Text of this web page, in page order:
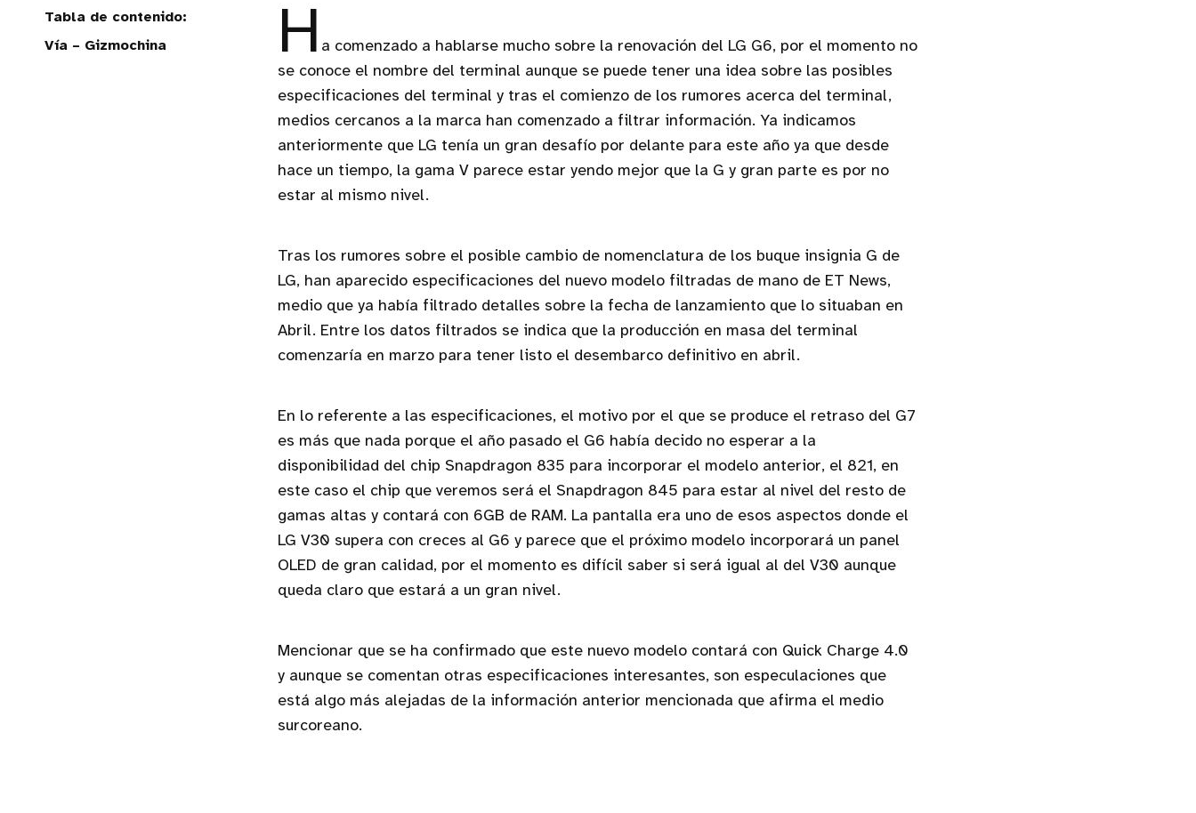
Vía – Gizmochina H a comenzado a hablarse mucho sobre la renovación del LG G6, por el momento no
se conoce el nombre del terminal aunque se puede tener una idea sobre las posibles
especificaciones del terminal y tras el comienzo de los rumores acerca del terminal,
medios cercanos a la marca han comenzado a filtrar información. Ya indicamos
anteriormente que LG tenía un gran desafío por delante para este año ya que desde
hace un tiempo, la gama V parece estar yendo mejor que la G y gran parte es por no
estar al mismo nivel.
Tras los rumores sobre el posible cambio de nomenclatura de los buque insignia G de
LG, han aparecido especificaciones del nuevo modelo filtradas de mano de ET News,
medio que ya había filtrado detalles sobre la fecha de lanzamiento que lo situaban en
Abril. Entre los datos filtrados se indica que la producción en masa del terminal
comenzaría en marzo para tener listo el desembarco definitivo en abril.
En lo referente a las especificaciones, el motivo por el que se produce el retraso del G7
es más que nada porque el año pasado el G6 había decido no esperar a la
disponibilidad del chip Snapdragon 835 para incorporar el modelo anterior, el 821, en
este caso el chip que veremos será el Snapdragon 845 para estar al nivel del resto de
gamas altas y contará con 6GB de RAM. La pantalla era uno de esos aspectos donde el
LG V30 supera con creces al G6 y parece que el próximo modelo incorporará un panel
OLED de gran calidad, por el momento es difícil saber si será igual al del V30 aunque
queda claro que estará a un gran nivel.
Mencionar que se ha confirmado que este nuevo modelo contará con Quick Charge 4.0
y aunque se comentan otras especificaciones interesantes, son especulaciones que
está algo más alejadas de la información anterior mencionada que afirma el medio
surcoreano.